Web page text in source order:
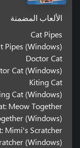
الألعاب المضمنة
Cat Pipes
Pipes (Windows)
Doctor Cat
Cat (Windows)
Kiting Cat
Cat (Windows)
Meow Together
(Windows)
Mimi's Scratcher
(Windows)